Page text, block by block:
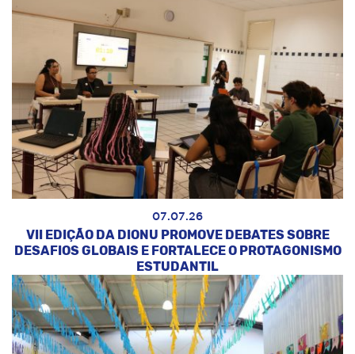
07.07.26
VII EDIÇÃO DA DIONU PROMOVE DEBATES SOBRE
DESAFIOS GLOBAIS E FORTALECE O PROTAGONISMO
ESTUDANTIL